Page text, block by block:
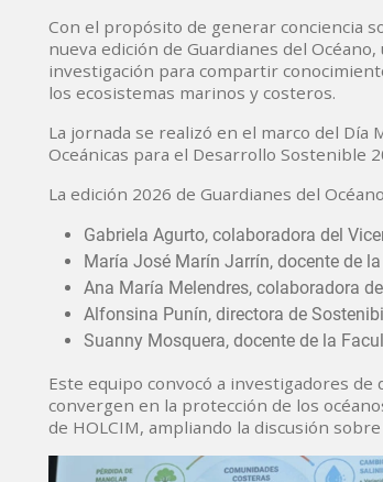
Con el propósito de generar conciencia
nueva edición de Guardianes del
investigación para compartir
los ecosistemas marinos y costeros.
La jornada se realizó en el marco del Día
Oceánicas para el Desarrollo Sostenible
La edición 2026 de Guardianes del
Gabriela Agurto, colaboradora del
María José Marín Jarrín, docente de
Ana María Melendres, colaboradora
Alfonsina Punín, directora de
Suanny Mosquera, docente de la
Este equipo convocó a investigadores
convergen en la protección de los
de HOLCIM, ampliando la discusión